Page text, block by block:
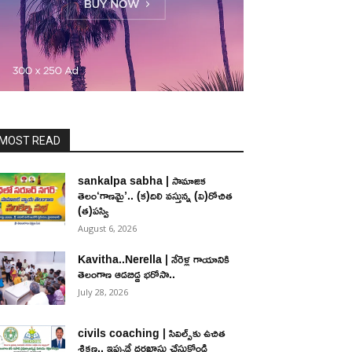
READ
sankalpa sabha | సామాజిక
తెలం‘గాణమై’.. (క)దిలి వస్తున్న (వి)రోచిత
(త)పస్వి
August 6, 2026
Kavitha..Nerella | నేరెళ్ల గాయానికి
తెలంగాణ ఆడబిడ్డ భరోసా..
July 28, 2026
civils coaching | సివిల్స్‌కు ఉచిత
శిక్ష‌ణ.. ఇప్పుడే ద‌ర‌ఖాస్తు చేసుకోండి